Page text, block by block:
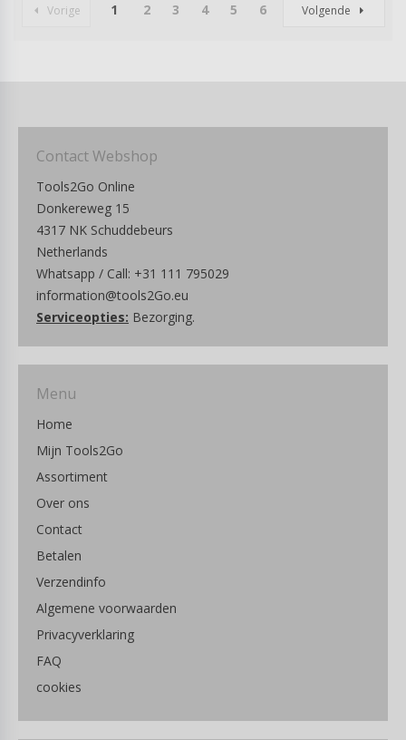
Vorige 1 2 3 4 5 6 Volgende
Contact Webshop
Tools2Go Online
Donkereweg 15
4317 NK Schuddebeurs
Netherlands
Whatsapp / Call: +31 111 795029
information@tools2Go.eu
Serviceopties: Bezorging.
Menu
Home
Mijn Tools2Go
Assortiment
Over ons
Contact
Betalen
Verzendinfo
Algemene voorwaarden
Privacyverklaring
FAQ
cookies